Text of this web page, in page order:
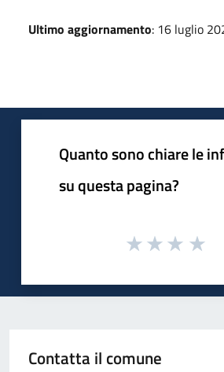
Ultimo aggiornamento: 16 luglio
Quanto sono chiare le
su questa pagina?
Contatta il comune